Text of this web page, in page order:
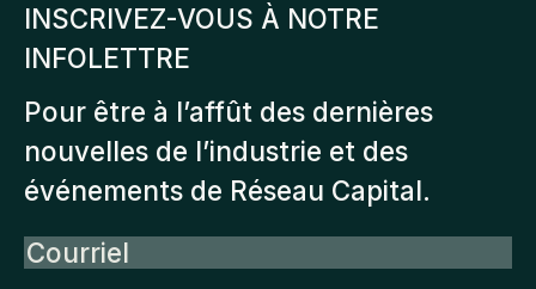
INSCRIVEZ-VOUS À NOTRE
INFOLETTRE
Pour être à l’affût des dernières
nouvelles de l’industrie et des
événements de Réseau Capital.
Courriel